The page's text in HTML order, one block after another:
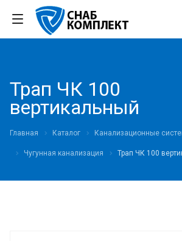
Трап ЧК 100
вертикальный
Главная Каталог Канализационные
Чугунная канализация Трап ЧК 100